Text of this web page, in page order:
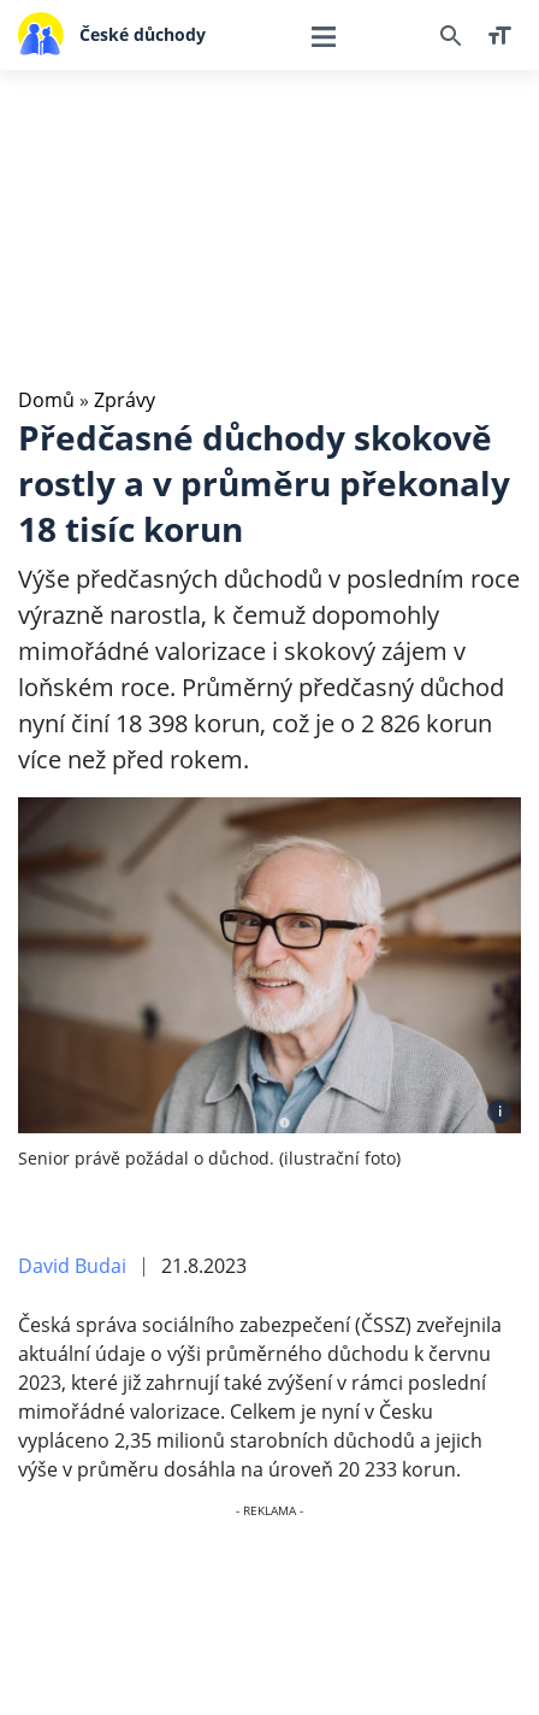
České důchody
Domů » Zprávy
Předčasné důchody skokově
rostly a v průměru překonaly
18 tisíc korun
Výše předčasných důchodů v posledním roce
výrazně narostla, k čemuž dopomohly
mimořádné valorizace i skokový zájem v
loňském roce. Průměrný předčasný důchod
nyní činí 18 398 korun, což je o 2 826 korun
více než před rokem.
i
Senior právě požádal o důchod. (ilustrační foto)
David Budai 21.8.2023
Česká správa sociálního zabezpečení (ČSSZ) zveřejnila
aktuální údaje o výši průměrného důchodu k červnu
2023, které již zahrnují také zvýšení v rámci poslední
mimořádné valorizace. Celkem je nyní v Česku
vypláceno 2,35 milionů starobních důchodů a jejich
výše v průměru dosáhla na úroveň 20 233 korun.